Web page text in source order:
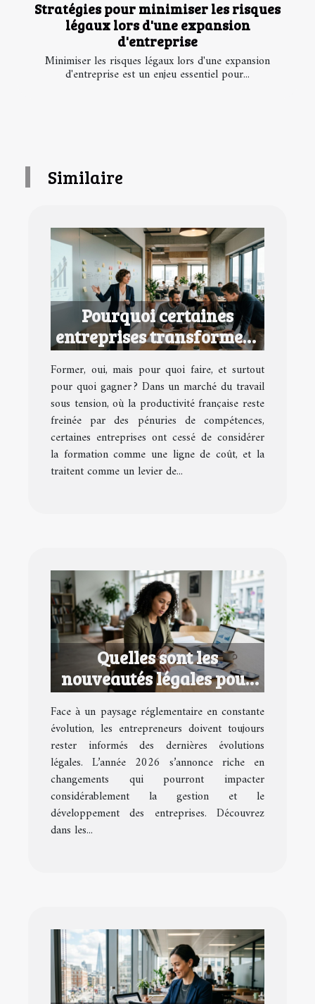
Stratégies pour minimiser les risques
légaux lors d'une expansion
d'entreprise
Minimiser les risques légaux lors d'une expansion
d'entreprise est un enjeu essentiel pour...
Similaire
Pourquoi certaines
entreprises transforment
la formation en avantage
concurrentiel
Former, oui, mais pour quoi faire, et surtout
pour quoi gagner ? Dans un marché du travail
sous tension, où la productivité française reste
freinée par des pénuries de compétences,
certaines entreprises ont cessé de considérer
la formation comme une ligne de coût, et la
traitent comme un levier de...
Quelles sont les
nouveautés légales pour
les entrepreneurs en 2026
?
Face à un paysage réglementaire en constante
évolution, les entrepreneurs doivent toujours
rester informés des dernières évolutions
légales. L’année 2026 s’annonce riche en
changements qui pourront impacter
considérablement la gestion et le
développement des entreprises. Découvrez
dans les...